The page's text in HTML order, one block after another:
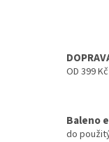
OD 399
Baleno
do